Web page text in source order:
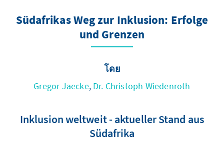
Südafrikas Weg zur Inklusion: Erfolge
und Grenzen
โดย
Gregor Jaecke, Dr. Christoph Wiedenroth
Inklusion weltweit - aktueller Stand aus
Südafrika